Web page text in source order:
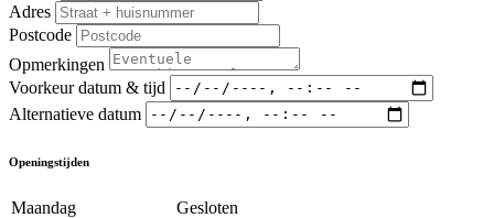
Adres
Postcode
Opmerkingen
Voorkeur datum & tijd
Alternatieve datum
Openingstijden
Maandag
Gesloten